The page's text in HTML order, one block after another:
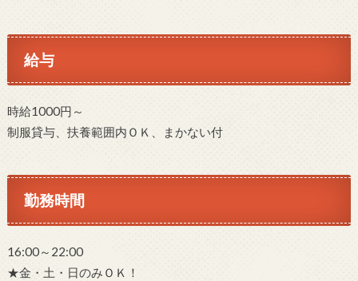
給与
時給1000円～
制服貸与、扶養範囲内ＯＫ、まかない付
勤務時間
16:00～22:00
★金・土・日のみＯＫ！